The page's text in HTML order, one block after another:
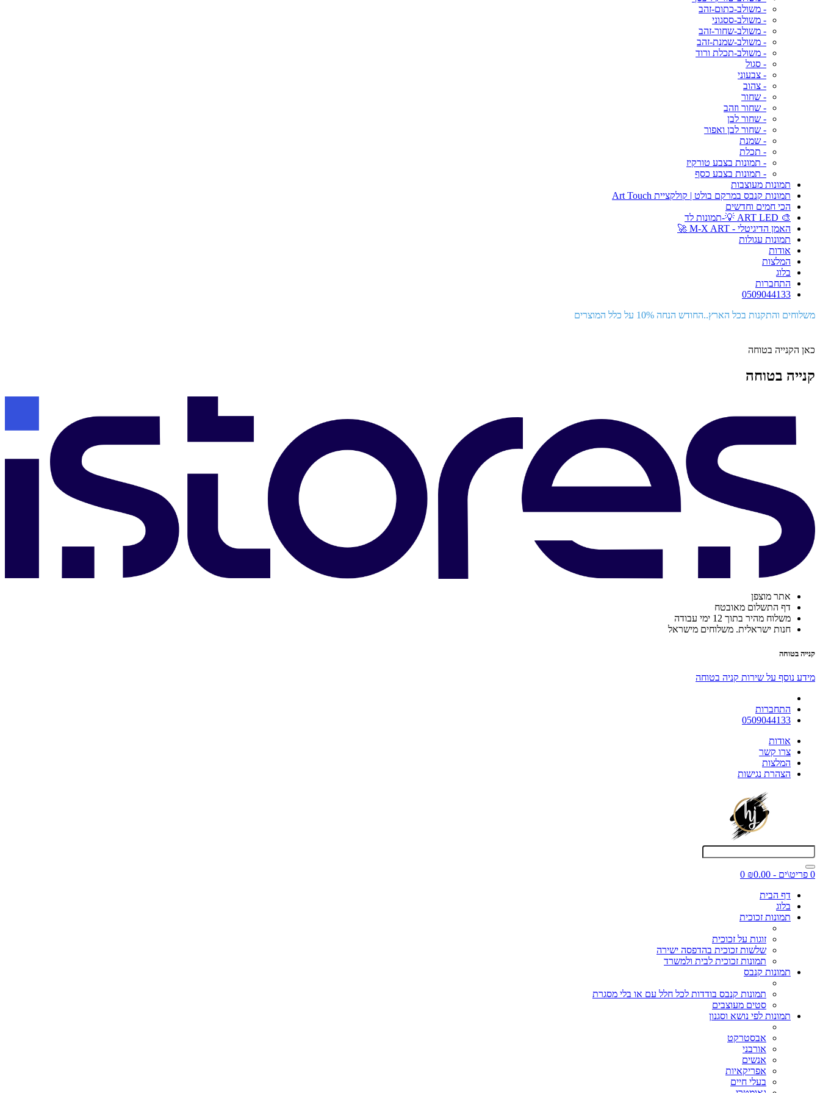
- משולב-כתום-זהב
- משולב-ססגוני
- משולב-שחור-זהב
- משולב-שמנת-זהב
- משולב-תכלת ורוד
- סגול
- צבעוני
- צהוב
- שחור
- שחור וזהב
- שחור לבן
- שחור לבן ואפור
- שמנת
- תכלת
- תמונות בצבע טורקיז
- תמונות בצבע כסף
תמונות מעוצבות
תמונות קנבס במרקם בולט | קולקציית Art Touch
הכי חמים וחדשים
🎨 ART LED 💡-תמונות לד
האמן הדיגיטלי - M-X ART 🚀
תמונות עגולות
אודות
המלצות
בלוג
התחברות
0509044133
משלוחים והתקנות בכל הארץ..החודש הנחה 10% על כלל המוצרים
כאן הקנייה בטוחה
קנייה בטוחה
אתר מוצפן
דף התשלום מאובטח
משלוח מהיר בתוך 12 ימי עבודה
חנות ישראלית. משלוחים מישראל
קנייה בטוחה
מידע נוסף על שירות קניה בטוחה
התחברות
0509044133
אודות
צרו קשר
המלצות
הצהרת נגישות
0 פריט\ים - ₪0.00
0
דף הבית
בלוג
תמונות זכוכית
זוגות על זכוכית
שלשות זכוכית בהדפסה ישירה
תמונות זכוכית לבית ולמשרד
תמונות קנבס
תמונות קנבס בודדות לכל חלל עם או בלי מסגרת
סטים מעוצבים
תמונות לפי נושא וסגנון
אבסטרקט
אורבני
אנשים
אפריקאיות
בעלי חיים